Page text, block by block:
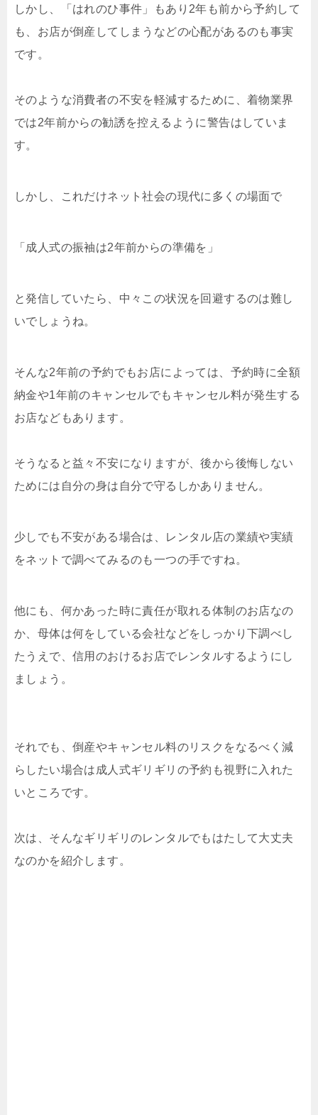
しかし、「はれのひ事件」もあり2年も前から予約して
も、お店が倒産してしまうなどの心配があるのも事実
です。
そのような消費者の不安を軽減するために、着物業界
では2年前からの勧誘を控えるように警告はしていま
す。
しかし、これだけネット社会の現代に多くの場面で
「成人式の振袖は2年前からの準備を」
と発信していたら、中々この状況を回避するのは難し
いでしょうね。
そんな2年前の予約でもお店によっては、予約時に全額
納金や1年前のキャンセルでもキャンセル料が発生する
お店などもあります。
そうなると益々不安になりますが、後から後悔しない
ためには自分の身は自分で守るしかありません。
少しでも不安がある場合は、レンタル店の業績や実績
をネットで調べてみるのも一つの手ですね。
他にも、何かあった時に責任が取れる体制のお店なの
か、母体は何をしている会社などをしっかり下調べし
たうえで、信用のおけるお店でレンタルするようにし
ましょう。
それでも、倒産やキャンセル料のリスクをなるべく減
らしたい場合は成人式ギリギリの予約も視野に入れた
いところです。
次は、そんなギリギリのレンタルでもはたして大丈夫
なのかを紹介します。